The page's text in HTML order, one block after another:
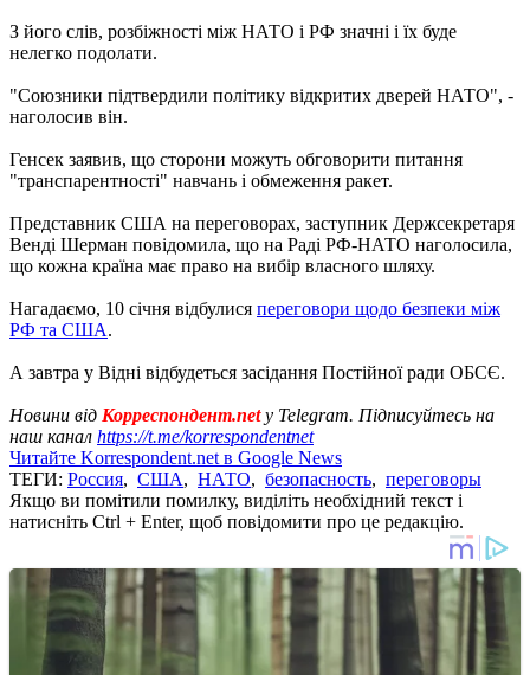
З його слів, розбіжності між НАТО і РФ значні і їх буде
нелегко подолати.
"Союзники підтвердили політику відкритих дверей НАТО", -
наголосив він.
Генсек заявив, що сторони можуть обговорити питання
"транспарентності" навчань і обмеження ракет.
Представник США на переговорах, заступник Держсекретаря
Венді Шерман повідомила, що на Раді РФ-НАТО наголосила,
що кожна країна має право на вибір власного шляху.
Нагадаємо, 10 січня відбулися переговори щодо безпеки між
РФ та США.
А завтра у Відні відбудеться засідання Постійної ради ОБСЄ.
Новини від Корреспондент.netу Telegram. Підписуйтесь на
наш канал https://t.me/korrespondentnet
Читайте Korrespondent.net в Google News
ТЕГИ: Россия, США, НАТО, безопасность, переговоры
Якщо ви помітили помилку, виділіть необхідний текст і
натисніть Ctrl + Enter, щоб повідомити про це редакцію.